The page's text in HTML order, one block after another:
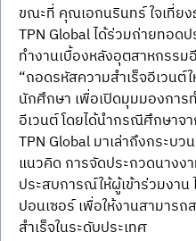
ขณะที่ คุณเอกนรินทร์ ใจเที่ย
TPN Global ได้ร่วมถ่ายทอ
ทำงานเบื้องหลังอุตสาหกรรม
“ถอดรหัสความสำเร็จอีเวนต์
นักศึกษา เพื่อเปิดมุมมองการ
อีเวนต์ โดยได้นำกรณีศึกษาจ
TPN Global มาเล่าถึงกระบ
แนวคิด การจัดประกวดนางง
ประสบการณ์ให้ผู้เข้าร่วมงา
ปอนเซอร์ เพื่อให้งานสามาร
สำเร็จในระดับประเทศ